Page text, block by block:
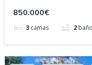
850.000€
3 camas 2